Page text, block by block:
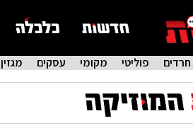
חרדים פוליטי מקומי עסקים מגזין